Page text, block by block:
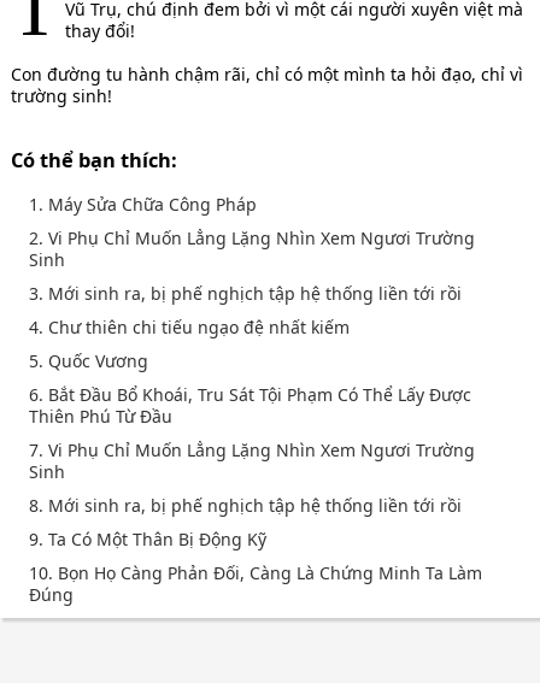
Vũ Trụ, chú định đem bởi vì một cái người xuyên việt mà
thay đổi!
Con đường tu hành chậm rãi, chỉ có một mình ta hỏi đạo, chỉ vì
trường sinh!
Có thể bạn thích:
1. Máy Sửa Chữa Công Pháp
2. Vi Phụ Chỉ Muốn Lẳng Lặng Nhìn Xem Ngươi Trường
Sinh
3. Mới sinh ra, bị phế nghịch tập hệ thống liền tới rồi
4. Chư thiên chi tiếu ngạo đệ nhất kiếm
5. Quốc Vương
6. Bắt Đầu Bổ Khoái, Tru Sát Tội Phạm Có Thể Lấy Được
Thiên Phú Từ Đầu
7. Vi Phụ Chỉ Muốn Lẳng Lặng Nhìn Xem Ngươi Trường
Sinh
8. Mới sinh ra, bị phế nghịch tập hệ thống liền tới rồi
9. Ta Có Một Thân Bị Động Kỹ
10. Bọn Họ Càng Phản Đối, Càng Là Chứng Minh Ta Làm
Đúng